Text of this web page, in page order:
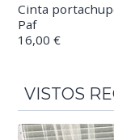
Cinta
Paf
16,00 €
VISTOS